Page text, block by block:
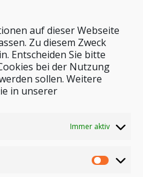
auf dieser Webseite
Zu diesem Zweck
Entscheiden Sie bitte
bei der Nutzung
sollen. Weitere
in unserer
Immer aktiv